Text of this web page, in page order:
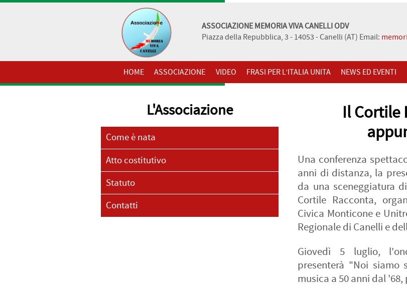
ASSOCIAZIONE MEMORIA VIVA CANELLI ODV
Piazza della Repubblica, 3 - 14053 - Canelli (AT) Email:
HOME ASSOCIAZIONE VIDEO FRASI PER L’ITALIA UNITA NEWS ED EVENTI
L'Associazione
Come è nata
Atto costitutivo
Statuto
Contatti
Il Cortile
Una conferenza
anni di distanza, la
da una sceneggiatura
Cortile Racconta,
Civica Monticone e
Regionale di Canelli e
Giovedì 5 luglio,
presenterà "Noi
musica a 50 anni dal